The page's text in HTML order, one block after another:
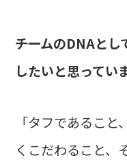
――チームのDNAと
したいと思ってい
「タフであるこ
くこだわること、